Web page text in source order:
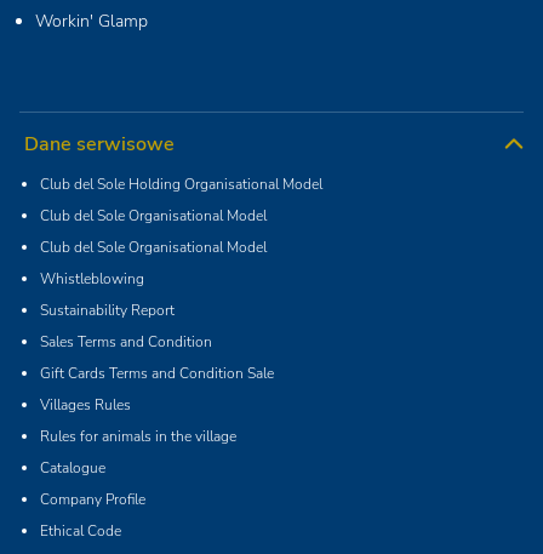
Workin' Glamp
Dane serwisowe
Club del Sole Holding Organisational Model
Club del Sole Organisational Model
Club del Sole Organisational Model
Whistleblowing
Sustainability Report
Sales Terms and Condition
Gift Cards Terms and Condition Sale
Villages Rules
Rules for animals in the village
Catalogue
Company Profile
Ethical Code